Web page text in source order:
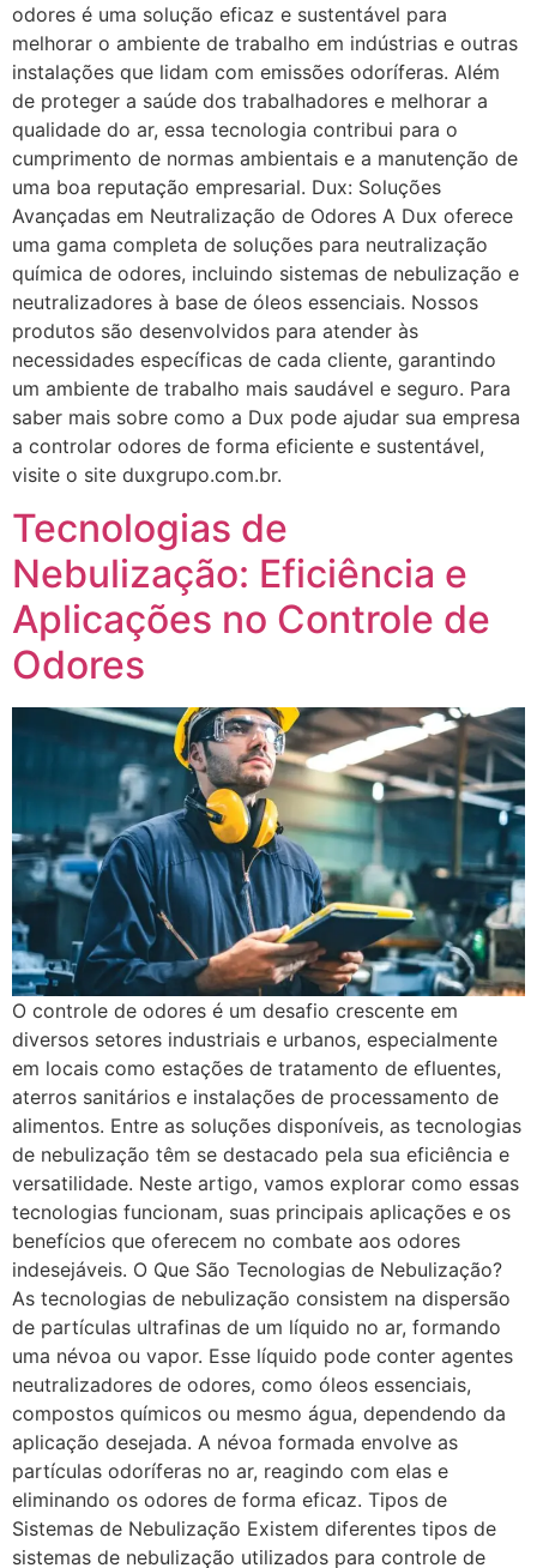
odores é uma solução eficaz e sustentável para
melhorar o ambiente de trabalho em indústrias e outras
instalações que lidam com emissões odoríferas. Além
de proteger a saúde dos trabalhadores e melhorar a
qualidade do ar, essa tecnologia contribui para o
cumprimento de normas ambientais e a manutenção de
uma boa reputação empresarial. Dux: Soluções
Avançadas em Neutralização de Odores A Dux oferece
uma gama completa de soluções para neutralização
química de odores, incluindo sistemas de nebulização e
neutralizadores à base de óleos essenciais. Nossos
produtos são desenvolvidos para atender às
necessidades específicas de cada cliente, garantindo
um ambiente de trabalho mais saudável e seguro. Para
saber mais sobre como a Dux pode ajudar sua empresa
a controlar odores de forma eficiente e sustentável,
visite o site duxgrupo.com.br.
Tecnologias de
Nebulização: Eficiência e
Aplicações no Controle de
Odores
O controle de odores é um desafio crescente em
diversos setores industriais e urbanos, especialmente
em locais como estações de tratamento de efluentes,
aterros sanitários e instalações de processamento de
alimentos. Entre as soluções disponíveis, as tecnologias
de nebulização têm se destacado pela sua eficiência e
versatilidade. Neste artigo, vamos explorar como essas
tecnologias funcionam, suas principais aplicações e os
benefícios que oferecem no combate aos odores
indesejáveis. O Que São Tecnologias de Nebulização?
As tecnologias de nebulização consistem na dispersão
de partículas ultrafinas de um líquido no ar, formando
uma névoa ou vapor. Esse líquido pode conter agentes
neutralizadores de odores, como óleos essenciais,
compostos químicos ou mesmo água, dependendo da
aplicação desejada. A névoa formada envolve as
partículas odoríferas no ar, reagindo com elas e
eliminando os odores de forma eficaz. Tipos de
Sistemas de Nebulização Existem diferentes tipos de
sistemas de nebulização utilizados para controle de